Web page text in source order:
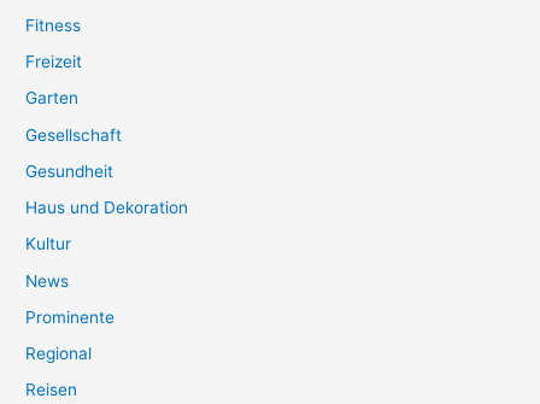
Fitness
Freizeit
Garten
Gesellschaft
Gesundheit
Haus und Dekoration
Kultur
News
Prominente
Regional
Reisen